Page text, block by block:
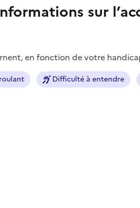
sur
en fonction de votre
Difficulté à entendre